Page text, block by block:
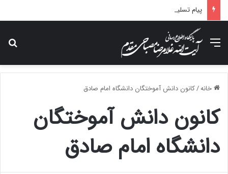
منو
خانه/کانون دانش آموختگان دانشگاه امام صادق
کانون دانش آموختگان
دانشگاه امام صادق